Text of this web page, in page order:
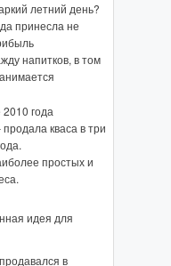
летний день?
принесла не
напитков, в том
года
кваса в три
простых и
в